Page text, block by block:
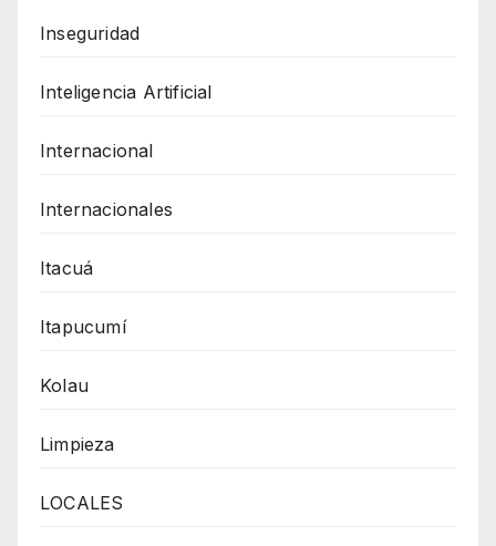
Inseguridad
Inteligencia Artificial
Internacional
Internacionales
Itacuá
Itapucumí
Kolau
Limpieza
LOCALES